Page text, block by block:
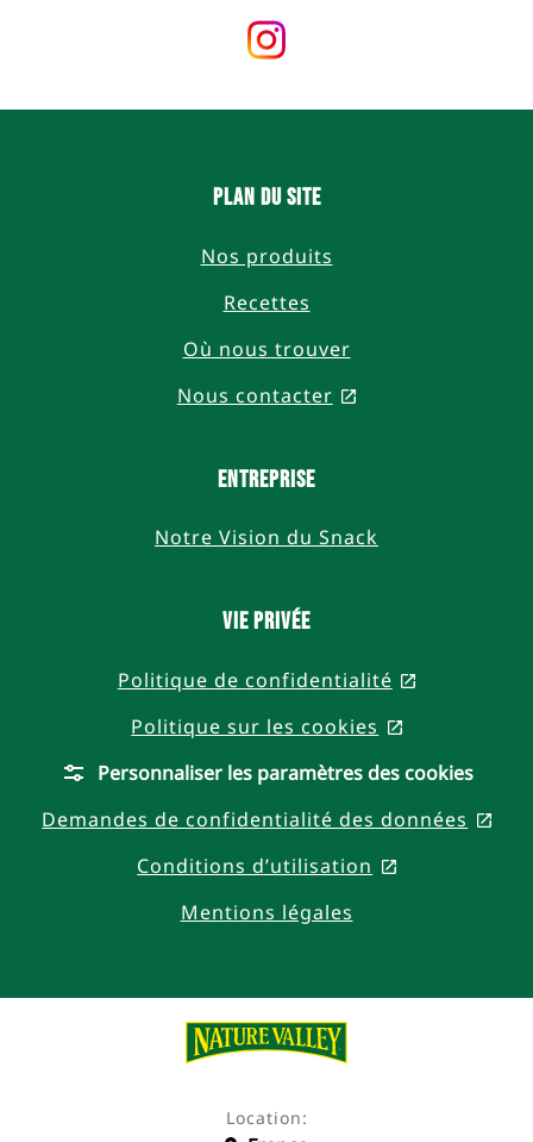
Follow
us
on
Plan du site
Nos produits
Recettes
Où nous trouver
Nous contacter
Entreprise
Notre Vision du Snack
Vie privée
Politique de confidentialité
Politique sur les cookies
, opens in a
Personnaliser les paramètres des cookies
Demandes de confidentialité des données
,
Conditions d’utilisation
, opens in a
Mentions légales
Location: